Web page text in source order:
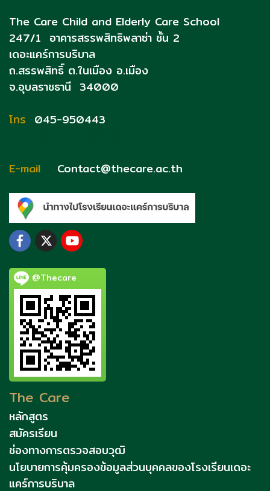
The Care Child and Elderly Care School
247/1 อาคารสรรพสิทธิพลาซ่า ชั้น 2
เดอะแคร์การบริบาล
ถ.สรรพสิทธิ์ ต.ในเมือง อ.เมือง
จ.อุบลราชธานี 34000
โทร 045-950443
E-mail
Contact@thecare.ac.th
@Thecare
The Care
หลักสูตร
สมัครเรียน
ช่องทางการตรวจสอบวุฒิ
นโยบายการคุ้มครองข้อมูลส่วนบุคคลของโรงเรียนเดอะ
แคร์การบริบาล